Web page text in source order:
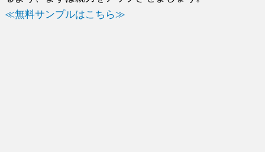
≪無料サンプルはこちら≫